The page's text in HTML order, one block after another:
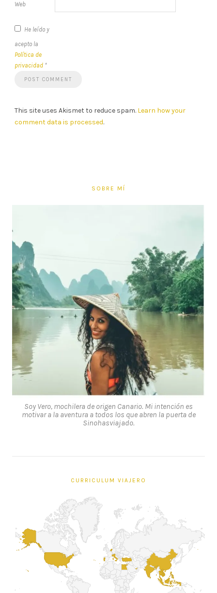
Web
He leído y
acepto la
Política de
privacidad *
This site uses Akismet to reduce spam. Learn how your
comment data is processed.
SOBRE MÍ
Soy Vero, mochilera de origen Canario. Mi intención es
motivar a la aventura a todos los que abren la puerta de
Sinohasviajado.
CURRICULUM VIAJERO